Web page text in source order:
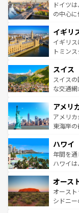
ンテンツ
聖堂、
から魅
いる。
香り高
らに、
れる地
を参照
ドイツ
の中心
顔を持
ルリン
してラ
は、お酒好
ドイツ情
イギリ
イギリ
トミン
リアご
ティー
戦など
ンツ一覧
スイス
スイス
な交通
の建物
博物館
ことが
ば市内交
着のス
アメリ
アメリ
東海岸
のような
ンメン
西部に
部のニュ
文化が
しみな
ハワイ
年間を
ハワイ
ワイ島は
島だが
おすす
オース
オース
シドニ